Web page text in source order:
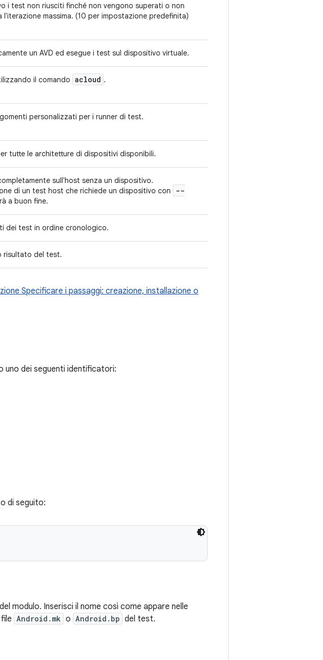
i test non riusciti finché non vengono superati o non
l'iterazione massima. (10 per impostazione predefinita)
un AVD ed esegue i test sul dispositivo virtuale.
il comando acloud .
personalizzati per i runner di test.
tutte le architetture di dispositivi disponibili.
sull'host senza un dispositivo.
di un test host che richiede un dispositivo con
--
a buon fine.
dei test in ordine cronologico.
risultato del test.
Specificare i passaggi: creazione, installazione o
uno dei seguenti identificatori:
di seguito:
modulo. Inserisci il nome così come appare nelle
Android.mk o Android.bp del test.